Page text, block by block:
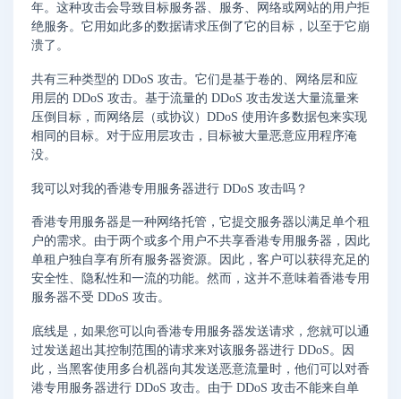
年。这种攻击会导致目标服务器、服务、网络或网站的用户拒
绝服务。它用如此多的数据请求压倒了它的目标，以至于它崩
溃了。
共有三种类型的 DDoS 攻击。它们是基于卷的、网络层和应
用层的 DDoS 攻击。基于流量的 DDoS 攻击发送大量流量来
压倒目标，而网络层（或协议）DDoS 使用许多数据包来实现
相同的目标。对于应用层攻击，目标被大量恶意应用程序淹
没。
我可以对我的香港专用服务器进行 DDoS 攻击吗？
香港专用服务器是一种网络托管，它提交服务器以满足单个租
户的需求。由于两个或多个用户不共享香港专用服务器，因此
单租户独自享有所有服务器资源。因此，客户可以获得充足的
安全性、隐私性和一流的功能。然而，这并不意味着香港专用
服务器不受 DDoS 攻击。
底线是，如果您可以向香港专用服务器发送请求，您就可以通
过发送超出其控制范围的请求来对该服务器进行 DDoS。因
此，当黑客使用多台机器向其发送恶意流量时，他们可以对香
港专用服务器进行 DDoS 攻击。由于 DDoS 攻击不能来自单